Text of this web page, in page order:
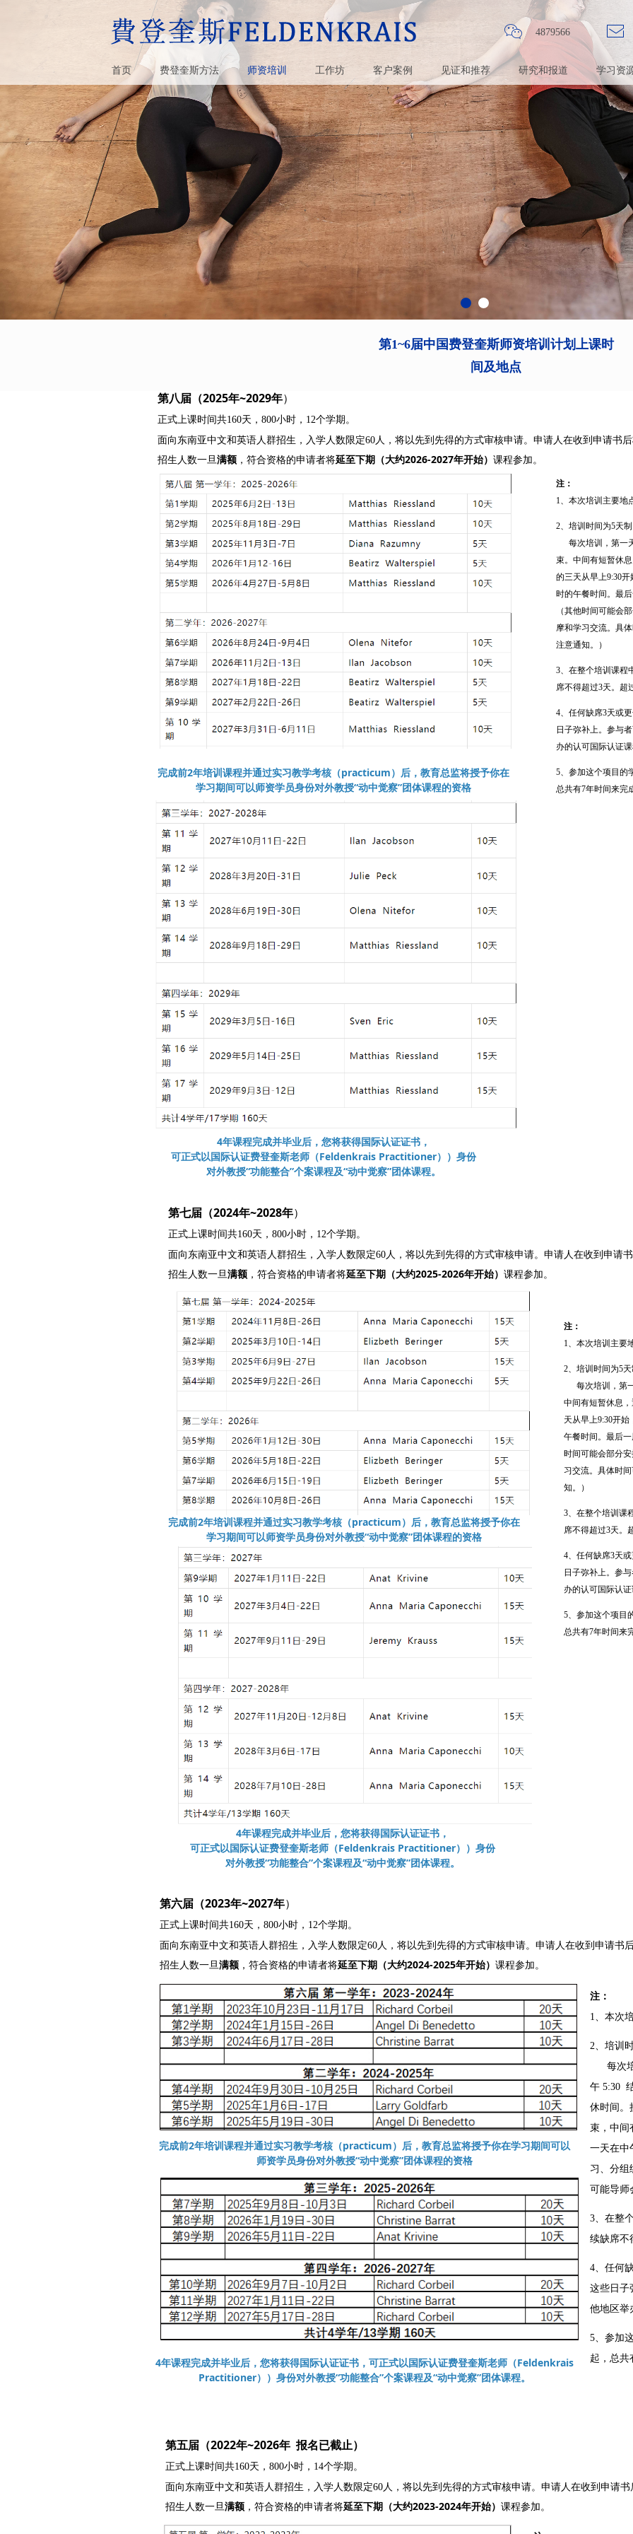
首页 费登奎斯方法 师资培训 工作坊 客户案例 见证和推荐 研究和报道 学习资
ꀤ ꂘ
4879566
第1~6届中国费登奎斯师资培训计划上课时
间及地点
第五届（2022年~2026年 报名已截止）
正式上课时间共160天，800小时，14个学期。
面向东南亚中文和英语人群招生，入学人数限定60人，将以先到先得的方式审核申请。申请人在收到申请书
招生人数一旦满额 ，符合资格的申请者将延至下期（大约2023-2024年开始） 课程参加。
第六届（2023年~2027年）
正式上课时间共160天，800小时，12个学期。
面向东南亚中文和英语人群招生，入学人数限定60人，将以先到先得的方式审核申请。申请人在收到申请书
招生人数一旦满额 ，符合资格的申请者将延至下期（大约2024-2025年开始） 课程参加。
完成前2年培训课程并通过实习教学考核（practicum）后，教育总监将授予你在学习期间可以
师资学员身份对外教授“动中觉察”团体课程的资格
4年课程完成并毕业后，您将获得国际认证证书，可正式以国际认证费登奎斯老师（Feldenkrais
Practitioner））身份对外教授“功能整合”个案课程及“动中觉察”团体课程。
注：
1、本次
2、培训
每次培
午 5:30
休时间。
束，中间
一天在中
习、分组
可能导师
3、在整
续缺席不
4、任何
这些日子
他地区举
5、参加
起，总共
第八届（2025年~2029年）
正式上课时间共160天，800小时，12个学期。
面向东南亚中文和英语人群招生，入学人数限定60人，将以先到先得的方式审核申请。申请人在收到申请书后
招生人数一旦满额 ，符合资格的申请者将延至下期（大约2026-2027年开始） 课程参加。
完成前2年培训课程并通过实习教学考核（practicum）后，教育总监将授予你在
学习期间可以师资学员身份对外教授“动中觉察”团体课程的资格
4年课程完成并毕业后，您将获得国际认证证书，
可正式以国际认证费登奎斯老师（Feldenkrais Practitioner））身份
对外教授“功能整合”个案课程及“动中觉察”团体课程。
注：
1、本次培训主要地
2、培训时间为5天
每次培训，第一
束。中间有短暂休
的三天从早上9:30
时的午餐时间。最
（其他时间可能会
摩和学习交流。具
注意通知。）
3、在整个培训课程
席不得超过3天。超
4、任何缺席3天或
日子弥补上。参与
办的认可国际认证课
5、参加这个项目的
总共有7年时间来完
第七届（2024年~2028年）
正式上课时间共160天，800小时，12个学期。
面向东南亚中文和英语人群招生，入学人数限定60人，将以先到先得的方式审核申请。申请人在收到申请书
招生人数一旦满额 ，符合资格的申请者将延至下期（大约2025-2026年开始） 课程参加。
完成前2年培训课程并通过实习教学考核（practicum）后，教育总监将授予你在
学习期间可以师资学员身份对外教授“动中觉察”团体课程的资格
4年课程完成并毕业后，您将获得国际认证证书，
可正式以国际认证费登奎斯老师（Feldenkrais Practitioner））身份
对外教授“功能整合”个案课程及“动中觉察”团体课程。
注：
1、本次培训主要
2、培训时间为5天
每次培训，第一
中间有短暂休息
天从早上9:30开
午餐时间。最后
时间可能会部分
习交流。具体时
知。）
3、在整个培训课
席不得超过3天。
4、任何缺席3天
日子弥补上。参
办的认可国际认证
5、参加这个项目
总共有7年时间来